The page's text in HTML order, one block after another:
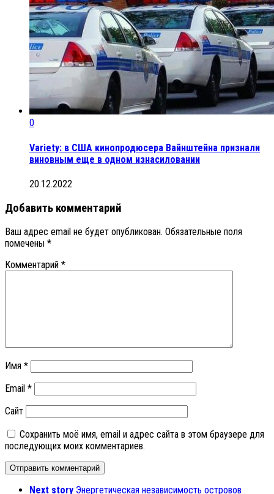
0
Variety: в США кинопродюсера Вайнштейна признали
виновным еще в одном изнасиловании
20.12.2022
Добавить комментарий
Ваш адрес email не будет опубликован. Обязательные поля
помечены *
Комментарий *
Имя *
Email *
Сайт
Сохранить моё имя, email и адрес сайта в этом браузере для
последующих моих комментариев.
Next story Энергетическая независимость островов